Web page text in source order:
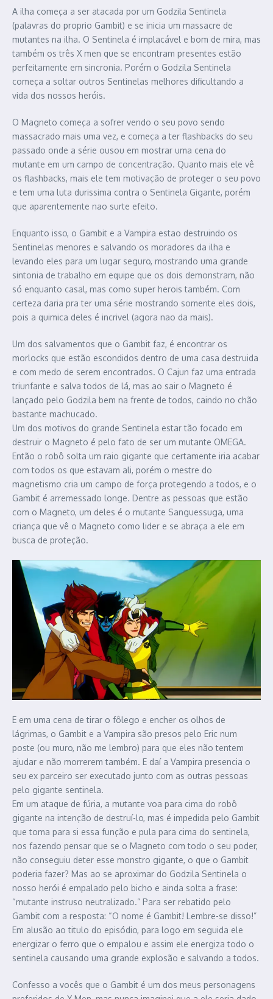
A ilha começa a ser atacada por um Godzila Sentinela
(palavras do proprio Gambit) e se inicia um massacre de
mutantes na ilha. O Sentinela é implacável e bom de mira, mas
também os três X men que se encontram presentes estão
perfeitamente em sincronia. Porém o Godzila Sentinela
começa a soltar outros Sentinelas melhores dificultando a
vida dos nossos heróis.
O Magneto começa a sofrer vendo o seu povo sendo
massacrado mais uma vez, e começa a ter flashbacks do seu
passado onde a série ousou em mostrar uma cena do
mutante em um campo de concentração. Quanto mais ele vê
os flashbacks, mais ele tem motivação de proteger o seu povo
e tem uma luta durissima contra o Sentinela Gigante, porém
que aparentemente nao surte efeito.
Enquanto isso, o Gambit e a Vampira estao destruindo os
Sentinelas menores e salvando os moradores da ilha e
levando eles para um lugar seguro, mostrando uma grande
sintonia de trabalho em equipe que os dois demonstram, não
só enquanto casal, mas como super herois também. Com
certeza daria pra ter uma série mostrando somente eles dois,
pois a quimica deles é incrivel (agora nao da mais).
Um dos salvamentos que o Gambit faz, é encontrar os
morlocks que estão escondidos dentro de uma casa destruida
e com medo de serem encontrados. O Cajun faz uma entrada
triunfante e salva todos de lá, mas ao sair o Magneto é
lançado pelo Godzila bem na frente de todos, caindo no chão
bastante machucado.
Um dos motivos do grande Sentinela estar tão focado em
destruir o Magneto é pelo fato de ser um mutante OMEGA.
Então o robô solta um raio gigante que certamente iria acabar
com todos os que estavam ali, porém o mestre do
magnetismo cria um campo de força protegendo a todos, e o
Gambit é arremessado longe. Dentre as pessoas que estão
com o Magneto, um deles é o mutante Sanguessuga, uma
criança que vê o Magneto como lider e se abraça a ele em
busca de proteção.
E em uma cena de tirar o fôlego e encher os olhos de
lágrimas, o Gambit e a Vampira são presos pelo Eric num
poste (ou muro, não me lembro) para que eles não tentem
ajudar e não morrerem também. E daí a Vampira presencia o
seu ex parceiro ser executado junto com as outras pessoas
pelo gigante sentinela.
Em um ataque de fúria, a mutante voa para cima do robô
gigante na intenção de destruí-lo, mas é impedida pelo Gambit
que toma para si essa função e pula para cima do sentinela,
nos fazendo pensar que se o Magneto com todo o seu poder,
não conseguiu deter esse monstro gigante, o que o Gambit
poderia fazer? Mas ao se aproximar do Godzila Sentinela o
nosso herói é empalado pelo bicho e ainda solta a frase:
“mutante instruso neutralizado.” Para ser rebatido pelo
Gambit com a resposta: “O nome é Gambit! Lembre-se disso!”
Em alusão ao titulo do episódio, para logo em seguida ele
energizar o ferro que o empalou e assim ele energiza todo o
sentinela causando uma grande explosão e salvando a todos.
Confesso a vocês que o Gambit é um dos meus personagens